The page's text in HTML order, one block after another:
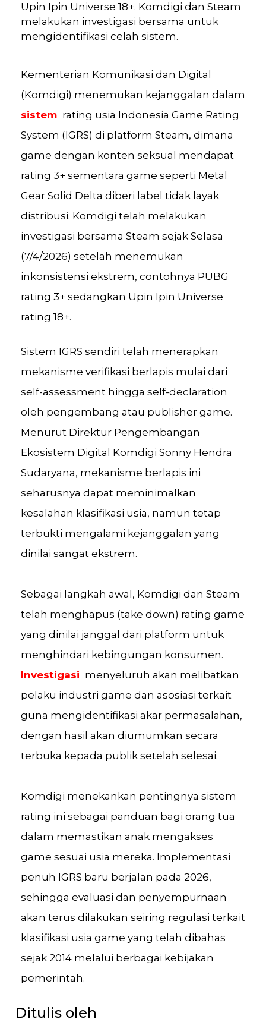
Upin Ipin Universe 18+. Komdigi dan Steam
melakukan investigasi bersama untuk
mengidentifikasi celah sistem.
Kementerian Komunikasi dan Digital
(Komdigi) menemukan kejanggalan dalam
sistem rating usia Indonesia Game Rating
System (IGRS) di platform Steam, dimana
game dengan konten seksual mendapat
rating 3+ sementara game seperti Metal
Gear Solid Delta diberi label tidak layak
distribusi. Komdigi telah melakukan
investigasi bersama Steam sejak Selasa
(7/4/2026) setelah menemukan
inkonsistensi ekstrem, contohnya PUBG
rating 3+ sedangkan Upin Ipin Universe
rating 18+.
Sistem IGRS sendiri telah menerapkan
mekanisme verifikasi berlapis mulai dari
self-assessment hingga self-declaration
oleh pengembang atau publisher game.
Menurut Direktur Pengembangan
Ekosistem Digital Komdigi Sonny Hendra
Sudaryana, mekanisme berlapis ini
seharusnya dapat meminimalkan
kesalahan klasifikasi usia, namun tetap
terbukti mengalami kejanggalan yang
dinilai sangat ekstrem.
Sebagai langkah awal, Komdigi dan Steam
telah menghapus (take down) rating game
yang dinilai janggal dari platform untuk
menghindari kebingungan konsumen.
Investigasi menyeluruh akan melibatkan
pelaku industri game dan asosiasi terkait
guna mengidentifikasi akar permasalahan,
dengan hasil akan diumumkan secara
terbuka kepada publik setelah selesai.
Komdigi menekankan pentingnya sistem
rating ini sebagai panduan bagi orang tua
dalam memastikan anak mengakses
game sesuai usia mereka. Implementasi
penuh IGRS baru berjalan pada 2026,
sehingga evaluasi dan penyempurnaan
akan terus dilakukan seiring regulasi terkait
klasifikasi usia game yang telah dibahas
sejak 2014 melalui berbagai kebijakan
pemerintah.
Ditulis oleh